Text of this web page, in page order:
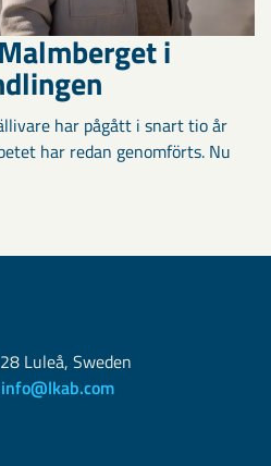
i
har pågått i snart tio år
har redan genomförts. Nu
Luleå, Sweden
info@lkab.com